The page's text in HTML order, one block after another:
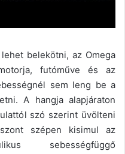
belekötni, az Omega
futóműve és az
sem leng be a
A hangja alapjáraton
szó szerint üvölteni
szépen kisimul az
sebességfüggő